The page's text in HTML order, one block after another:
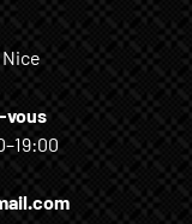
vous